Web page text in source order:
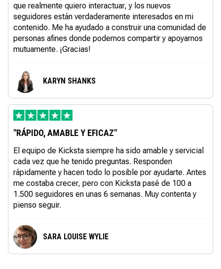
que realmente quiero interactuar, y los nuevos
seguidores están verdaderamente interesados en mi
contenido. Me ha ayudado a construir una comunidad de
personas afines donde podemos compartir y apoyarnos
mutuamente. ¡Gracias!
KARYN SHANKS
"RÁPIDO, AMABLE Y EFICAZ"
El equipo de Kicksta siempre ha sido amable y servicial
cada vez que he tenido preguntas. Responden
rápidamente y hacen todo lo posible por ayudarte. Antes
me costaba crecer, pero con Kicksta pasé de 100 a
1.500 seguidores en unas 6 semanas. Muy contenta y
pienso seguir.
SARA LOUISE WYLIE